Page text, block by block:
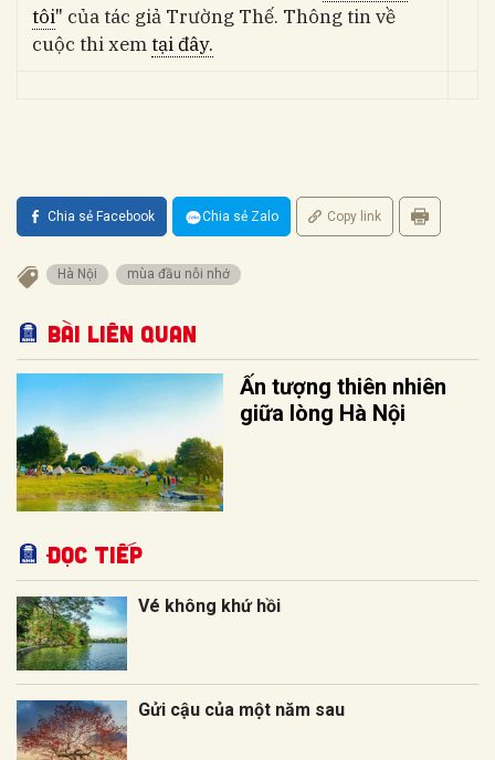
tôi" của tác giả Trường Thế. Thông tin về
cuộc thi xemtại đây.
Chia sẻ Facebook Chia sẻ Zalo Copy link
Hà Nội mùa đầu nỗi nhớ
Bài liên quan
Ấn tượng thiên nhiên
giữa lòng Hà Nội
Đọc tiếp
Vé không khứ hồi
Gửi cậu của một năm sau